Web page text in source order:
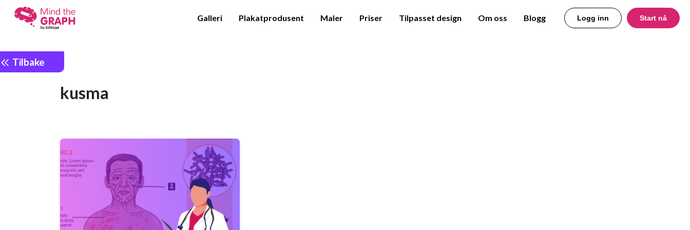
Galleri Plakatprodusent Maler Priser Tilpasset design Om oss Blogg Logg inn Start nå
Tilbake
kusma